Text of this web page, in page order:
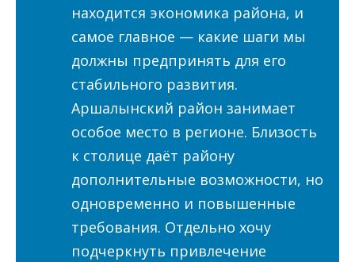
находится экономика района, и
самое главное — какие шаги мы
должны предпринять для его
стабильного развития.
Аршалынский район занимает
особое место в регионе. Близость
к столице даёт району
дополнительные возможности, но
одновременно и повышенные
требования. Отдельно хочу
подчеркнуть привлечение